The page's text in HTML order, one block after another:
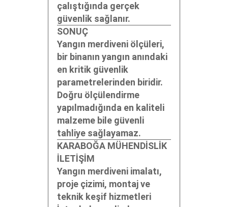
çalıştığında gerçek
güvenlik sağlanır.
SONUÇ
Yangın merdiveni ölçüleri,
bir binanın yangın anındaki
en kritik güvenlik
parametrelerinden biridir.
Doğru ölçülendirme
yapılmadığında en kaliteli
malzeme bile güvenli
tahliye sağlayamaz.
KARABOĞA MÜHENDİSLİK
İLETİŞİM
Yangın merdiveni imalatı,
proje çizimi, montaj ve
teknik keşif hizmetleri